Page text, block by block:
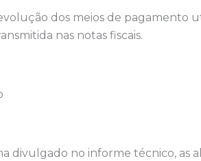
dos meios de pagamento
nas notas fiscais.
divulgado no informe técnico, as